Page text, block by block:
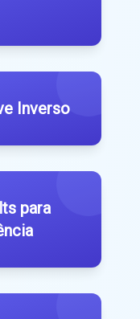
Inverso
para